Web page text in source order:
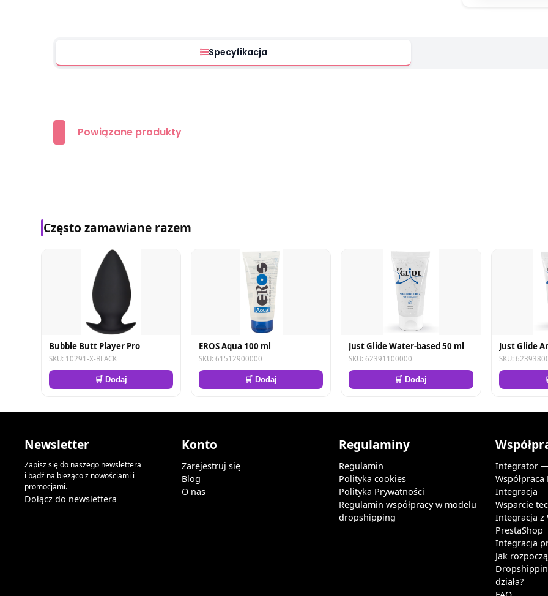
Specyfikacja
Powiązane produkty
Często zamawiane razem
Bubble Butt Player Pro
SKU: 10291-X-BLACK
🛒 Dodaj
EROS Aqua 100 ml
SKU: 61512900000
🛒 Dodaj
Just Glide Water-based 50 ml
SKU: 62391100000
🛒 Dodaj
Just Glide
SKU:
Newsletter
Zapisz się do naszego newslettera
i bądź na bieżąco z nowościami i
promocjami.
Dołącz do newslettera
Konto
Zarejestruj się
Blog
O nas
Regulaminy
Regulamin
Polityka cookies
Polityka Prywatności
Regulamin współpracy w modelu
dropshipping
Integrator
Współpraca
Integracja
Wsparcie
Integracja z
PrestaShop
Integracja
Jak
działa?